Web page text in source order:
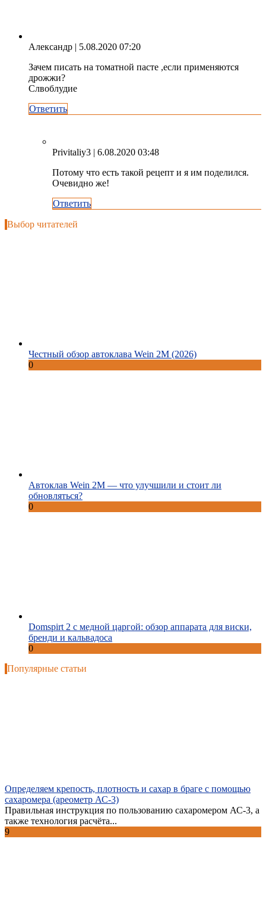
Александр | 5.08.2020 07:20
Зачем писать на томатной пасте ,если применяются
дрожжи?
Слвоблудие
Ответить
Privitaliy3 | 6.08.2020 03:48
Потому что есть такой рецепт и я им поделился.
Очевидно же!
Ответить
Выбор читателей
Честный обзор автоклава Wein 2M (2026)
0
Автоклав Wein 2M — что улучшили и стоит ли
обновляться?
0
Domspirt 2 с медной царгой: обзор аппарата для виски,
бренди и кальвадоса
0
Популярные статьи
Определяем крепость, плотность и сахар в браге с помощью
сахаромера (ареометр АС-3)
Правильная инструкция по пользованию сахаромером АС-3, а
также технология расчёта...
9